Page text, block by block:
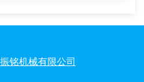
铭机械有限公司